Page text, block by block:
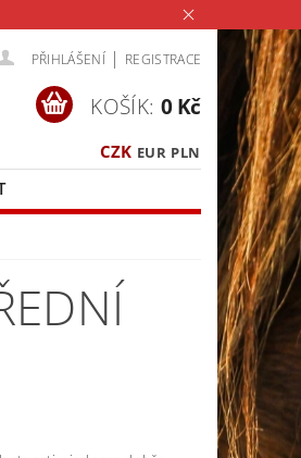
PŘIHLÁŠENÍ | REGISTRACE
CZK EUR PLN
KOŠÍK: 0 Kč